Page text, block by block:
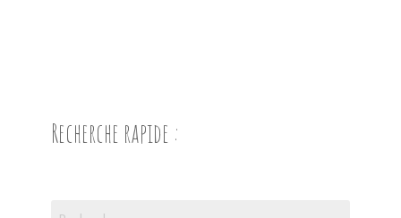
Recherche rapide :